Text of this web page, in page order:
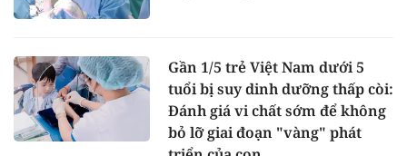
Gần 1/5 trẻ Việt Nam dưới 5
tuổi bị suy dinh dưỡng thấp còi:
Đánh giá vi chất sớm để không
bỏ lỡ giai đoạn "vàng" phát